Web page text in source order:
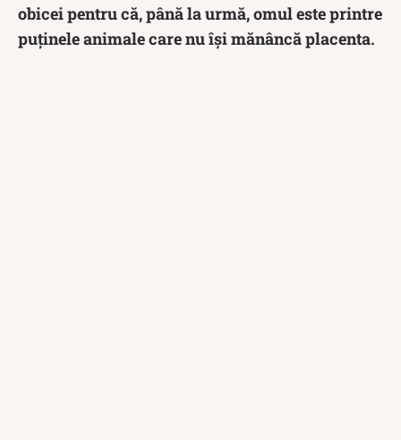
obicei pentru că, până la urmă, omul este printre
puținele animale care nu își mănâncă placenta.